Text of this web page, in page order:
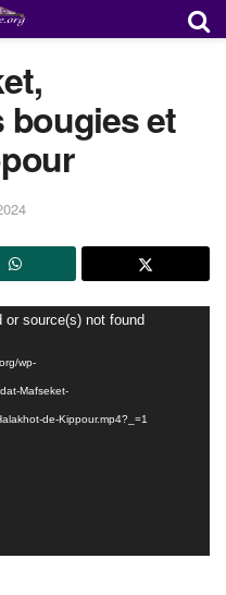
bougies et
or source(s) not found
wp-
Mafseket-
de-Kippour.mp4?_=1